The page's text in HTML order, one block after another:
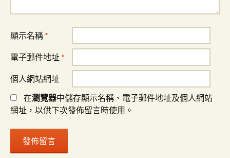
顯示名稱 *
電子郵件地址 *
個人網站網址
在瀏覽器中儲存顯示名稱、電子郵件地址及個人網站
網址，以供下次發佈留言時使用。